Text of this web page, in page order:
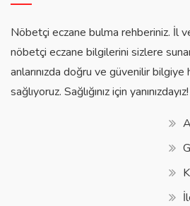
Nöbetçi eczane bulma rehberiniz. İl
nöbetçi eczane bilgilerini sizlere
anlarınızda doğru ve güvenilir bilgiye
sağlıyoruz. Sağlığınız için yanınızdayız!